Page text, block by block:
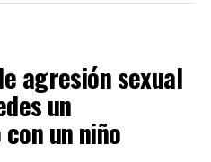
agresión sexual
un
un niño